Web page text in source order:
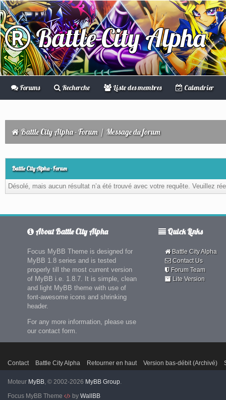
Battle City Alpha
Forums Recherche Liste des membres Calendrier
Battle City Alpha - Forum / Message du forum
Battle City Alpha - Forum
Désolé, mais aucun résultat n’a été trouvé avec votre requête. Veuillez
About Battle City Alpha
Focus MyBB Theme is designed for
MyBB 1.8 series and is tested
properly till the most current version
of MyBB i.e. 1.8.7. It is simple, clean
and light MyBB theme with use of
font-awesome icons and shrinking
header.
For any more information, please use
our contact form.
Quick Links
Battle City Alpha
Contact Us
Forum Team
Lite Version
Contact Battle City Alpha Retourner en haut Version bas-débit (Archivé)
Moteur MyBB, © 2002-2026 MyBB Group.
Focus MyBB Theme
by WallBB